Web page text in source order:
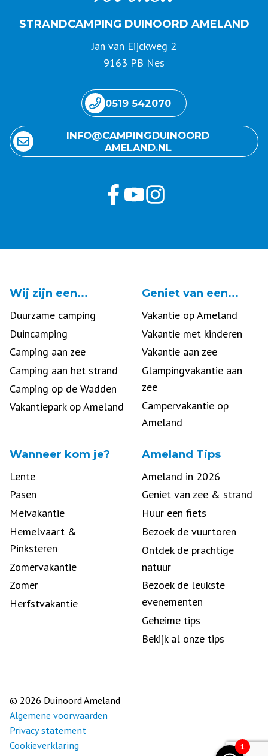
STRANDCAMPING DUINOORD AMELAND
Jan van Eijckweg 2
9163 PB Nes
0519 542070
INFO@ CAMPING DUINOORD
AMELAND.NL
Wij zijn een...
Duurzame camping
Duincamping
Camping aan zee
Camping aan het strand
Camping op de Wadden
Vakantiepark op Ameland
Geniet van een...
Vakantie op Ameland
Vakantie met kinderen
Vakantie aan zee
Glampingvakantie aan
zee
Campervakantie op
Ameland
Wanneer kom je?
Lente
Pasen
Meivakantie
Hemelvaart &
Pinksteren
Zomervakantie
Zomer
Herfstvakantie
Ameland Tips
Ameland in 2026
Geniet van zee & strand
Huur een fiets
Bezoek de vuurtoren
Ontdek de prachtige
natuur
Bezoek de leukste
evenementen
Geheime tips
Bekijk al onze tips
© 2026 Duinoord Ameland
Algemene voorwaarden
Privacy statement
Cookieverklaring